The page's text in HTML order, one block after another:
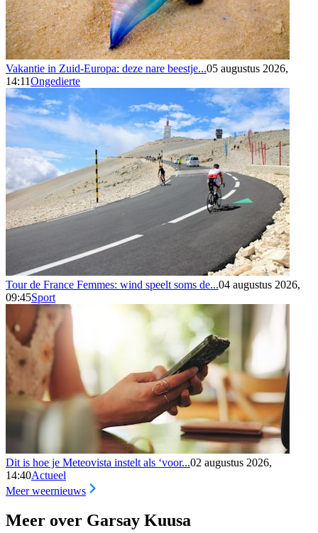
Vakantie in Zuid-Europa: deze nare beestje...05 augustus 2026,
14:11Ongedierte
Tour de France Femmes: wind speelt soms de...04 augustus 2026,
09:45Sport
Dit is hoe je Meteovista instelt als ‘voor...02 augustus 2026,
14:40Actueel
Meer weernieuws
Meer over Garsay Kuusa